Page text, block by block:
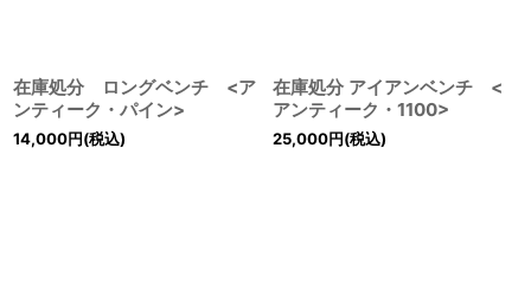
在庫処分 ロングベンチ <ア
ンティーク・パイン>
14,000円(税込)
在庫処分 アイアンベンチ <
アンティーク・1100>
25,000円(税込)